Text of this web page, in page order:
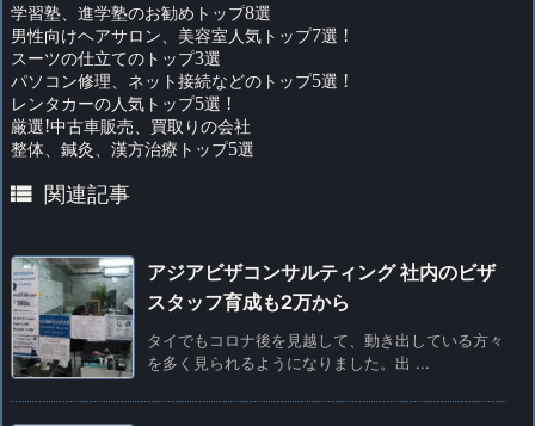
学習塾、進学塾のお勧めトップ8選
男性向けヘアサロン、美容室人気トップ7選 !
スーツの仕立てのトップ3選
パソコン修理、ネット接続などのトップ5選 !
レンタカーの人気トップ5選 !
厳選!中古車販売、買取りの会社
整体、鍼灸、漢方治療トップ5選
 関連記事
アジアビザコンサルティング 社内のビザ
スタッフ育成も2万から
タイでもコロナ後を見越して、動き出している方々
を多く見られるようになりました。出 ...